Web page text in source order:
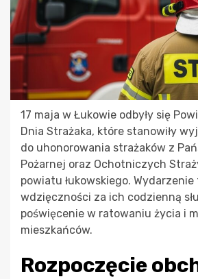
17 maja w Łukowie odbyły się
Dnia Strażaka, które stanowiły
do uhonorowania strażaków z
Pożarnej oraz Ochotniczych
powiatu łukowskiego. Wydarzenie
wdzięczności za ich codzienną
poświęcenie w ratowaniu życia i
mieszkańców.
Rozpoczęcie